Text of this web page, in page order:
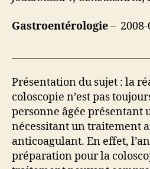
Gastroentérologie–
Présentation du sujet : la
coloscopie n’est pas
personne âgée présentant
nécessitant un traitement
anticoagulant. En effet,
préparation pour la